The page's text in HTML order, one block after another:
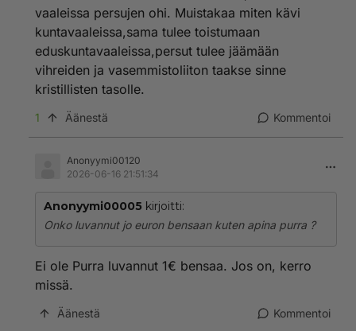
vaaleissa persujen ohi. Muistakaa miten kävi
kuntavaaleissa,sama tulee toistumaan
eduskuntavaaleissa,persut tulee jäämään
vihreiden ja vasemmistoliiton taakse sinne
kristillisten tasolle.
1 Äänestä Kommentoi
Anonyymi00120
2026-06-16 21:51:34
Anonyymi00005 kirjoitti:
Onko luvannut jo euron bensaan kuten apina purra ?
Ei ole Purra luvannut 1€ bensaa. Jos on, kerro
missä.
Äänestä Kommentoi